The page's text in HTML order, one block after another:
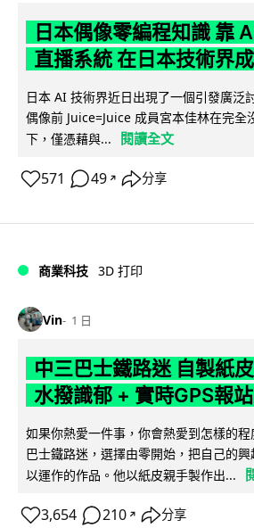
日本偶像零編程知識 靠
直播系統 在日本技術界
日本 AI 技術界近日出現了一個引發廣泛
偶像前 Juice=Juice 成員宮本佳林在完全
下，僅憑藉與...
閱讀全文
571 49 ↗ 分享
商業科技 3D 打印
Vin 1 日
中三巴士鐵路迷 自製紙
水撥識郁 + 實時GPS報站
如果你熱愛一件事，你會熱愛到怎樣的
巴士鐵路迷，選擇由零開始，把自己的
以運作的作品。他以紙皮親手製作出...
3,654 210 ↗ 分享